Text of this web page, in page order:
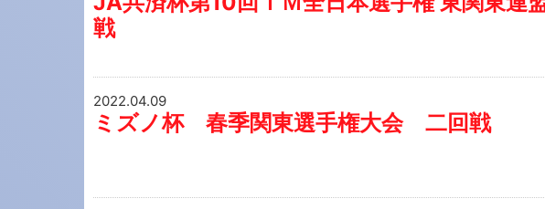
戦
2022.04.09
ミズノ杯 春季関東選手権大会 二回戦